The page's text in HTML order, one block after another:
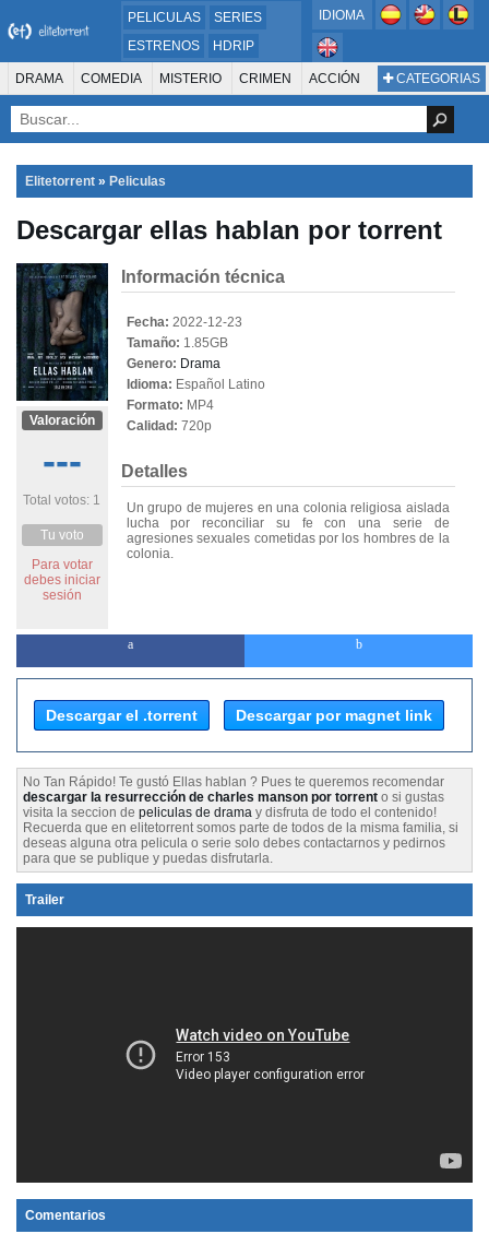
PELICULAS
SERIES
ESTRENOS
HDRIP
MICROHD
720P
DVDRIP
IDIOMA
CATEGORIAS
DRAMA COMEDIA MISTERIO CRIMEN ACCIÓN
SUSPENSO AVENTURA
ANIMACIÓN ROMANCE TERROR CIENCIA FICCIÓN FANTASÍA
FAMILIA DOCUS Y TV
PELÍCULA DE LA TELEVISIÓN FOREIGN KIDS REALITY ANIMACION
THRILLER BIOGRAFÍA
Elitetorrent » Peliculas
Descargar ellas hablan por torrent
Valoración
---
Total votos: 1
Tu voto
Para votar
debes iniciar
sesión
Información técnica
Fecha: 2022-12-23
Tamaño: 1.85GB
Genero: Drama
Idioma: Español Latino
Formato: MP4
Calidad: 720p
Detalles
Un grupo de mujeres en una colonia religiosa aislada
lucha por reconciliar su fe con una serie de
agresiones sexuales cometidas por los hombres de la
colonia.
Descargar el .torrent Descargar por magnet link
No Tan Rápido! Te gustó Ellas hablan ? Pues te queremos recomendar
descargar la resurrección de charles manson por torrent o si gustas
visita la seccion de peliculas de drama y disfruta de todo el contenido!
Recuerda que en elitetorrent somos parte de todos de la misma familia, si
deseas alguna otra pelicula o serie solo debes contactarnos y pedirnos
para que se publique y puedas disfrutarla.
Trailer
Comentarios